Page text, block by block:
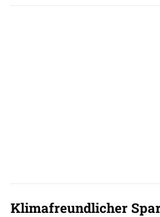
Klimafreundlicher